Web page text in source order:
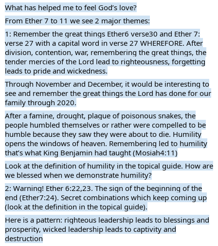
What has helped me to feel God’s love?
From Ether 7 to 11 we see 2 major themes:
1: Remember the great things Ether6 verse30 and Ether 7:
verse 27 with a capital word in verse 27 WHEREFORE. After
division, contention, war, remembering the great things, the
tender mercies of the Lord lead to righteousness, forgetting
leads to pride and wickedness.
Through November and December, it would be interesting to
see and remember the great things the Lord has done for our
family through 2020.
After a famine, drought, plague of poisonous snakes, the
people humbled themselves or rather were compelled to be
humble because they saw they were about to die. Humility
opens the windows of heaven. Remembering led to humility
that’s what King Benjamin had taught (Mosiah4:11)
Look at the definition of humility in the topical guide. How are
we blessed when we demonstrate humility?
2: Warning! Ether 6:22,23. The sign of the beginning of the
end (Ether7:24). Secret combinations which keep coming up
(look at the definition in the topical guide).
Here is a pattern: righteous leadership leads to blessings and
prosperity, wicked leadership leads to captivity and
destruction